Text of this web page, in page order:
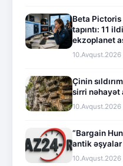
Beta Pictoris
tapıntı: 11
ekzoplanet
10.Avqust.2026
Çinin
sirri nəhayət
10.Avqust.2026
“Bargain
antik əşyalar
10.Avqust.2026